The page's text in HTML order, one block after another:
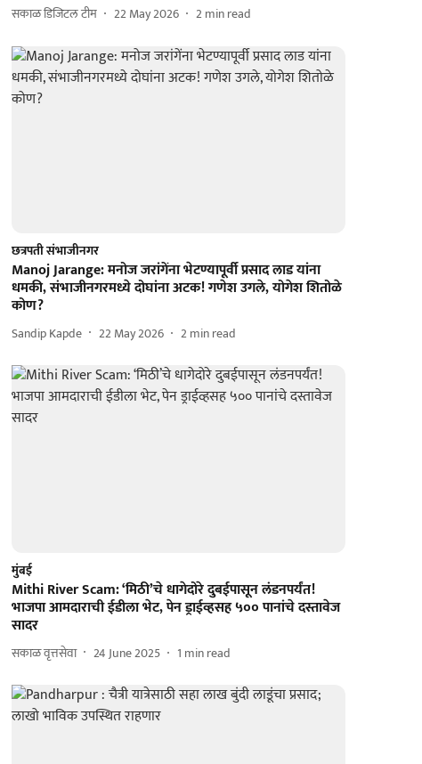
सकाळ डिजिटल टीम 22 May 2026 2min read
छत्रपती संभाजीनगर
Manoj Jarange: मनोज जरांगेंना भेटण्यापूर्वी प्रसाद लाड यांना
धमकी, संभाजीनगरमध्ये दोघांना अटक! गणेश उगले, योगेश शितोळे
कोण?
Sandip Kapde 22 May 2026 2min read
मुंबई
Mithi River Scam: ‘मिठी’चे धागेदोरे दुबईपासून लंडनपर्यंत!
भाजपा आमदाराची ईडीला भेट, पेन ड्राईव्हसह ५०० पानांचे दस्तावेज
सादर
सकाळ वृत्तसेवा 24 June 2025 1 min read